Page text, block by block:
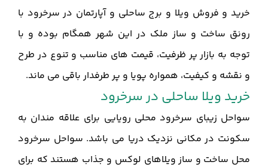
خرید و فروش ویلا و برج ساحلی و آپارتمان در سرخرود با
رونق ساخت و ساز ملک در این شهر همگام بوده و با
توجه به بازار پر ظرفیت، قیمت های مناسب و تنوع در طرح
و نقشه و کیفیت، همواره پویا و پر طرفدار باقی می ماند.
خرید ویلا ساحلی در سرخرود
سواحل زیبای سرخرود محلی رویایی برای علاقه مندان به
سکونت در مکانی نزدیک دریا می باشد. سواحل سرخرود
محل ساخت و ساز ویلاهای لوکس و جذاب هستند که برای